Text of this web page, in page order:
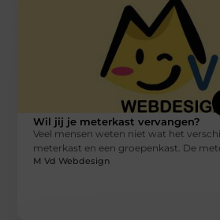
Wil jij je meterkast vervangen?
Veel mensen weten niet wat het
meterkast en een groepenkast. De
M Vd Webdesign